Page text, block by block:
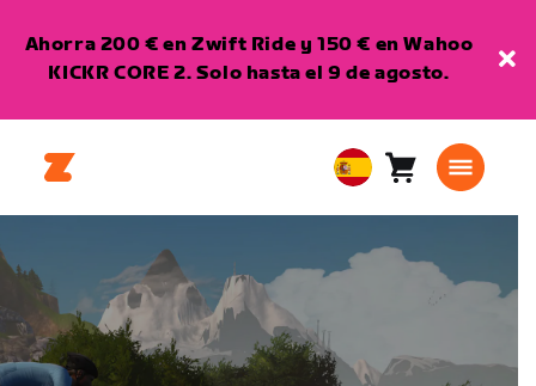
Ahorra 200 € en Zwift Ride y 150 € en Wahoo
KICKR CORE 2. Solo hasta el 9 de agosto.
European
Union
Carro0